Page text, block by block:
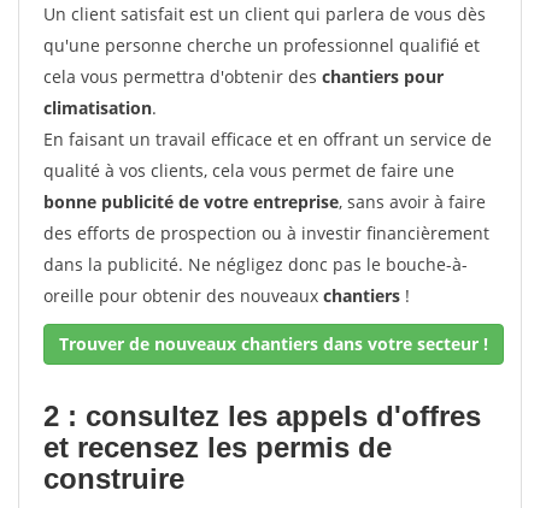
Un client satisfait est un client qui parlera de vous dès
qu'une personne cherche un professionnel qualifié et
cela vous permettra d'obtenir des chantiers pour
climatisation.
En faisant un travail efficace et en offrant un service de
qualité à vos clients, cela vous permet de faire une
bonne publicité de votre entreprise, sans avoir à faire
des efforts de prospection ou à investir financièrement
dans la publicité. Ne négligez donc pas le bouche-à-
oreille pour obtenir des nouveaux chantiers !
Trouver de nouveaux chantiers dans votre secteur !
2 : consultez les appels d'offres
et recensez les permis de
construire